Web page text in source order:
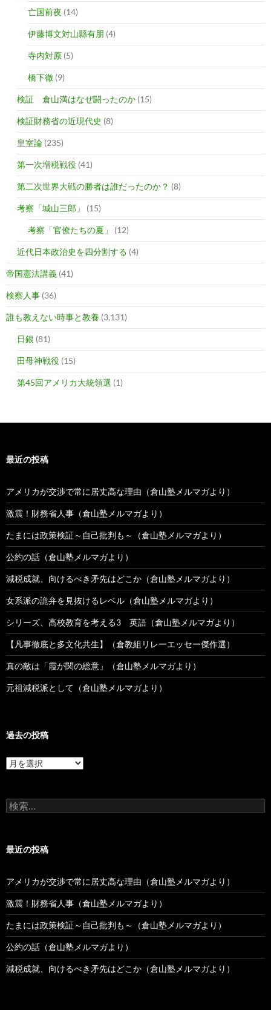
亡国前夜 (14)
伊藤博文対山縣有朋 (4)
寺内対原 (5)
橋下徹 (9)
検証 倉山満はなぜ闘ったのか (15)
検証財務省の近現代史 (8)
皇室論 (235)
第一次増税戦役 (41)
第二次世界大戦の勝者は誰だったのか？ (8)
考察「城山三郎」 (15)
考察「官僚たちの夏」 (12)
近代日本政治史を四分割する (4)
帝国憲法講義 (41)
検察人事 (36)
誰も教えない時事と教養 (3,131)
日銀 (81)
田母神戦役 (15)
第45回アメリカ大統領選 (1)
最近の投稿
アメリカが交渉で常に居丈高な理由（倉山塾メルマガより）
激震！財務省人事（倉山塾メルマガより）
たまには政策検証～自己批判も～（倉山塾メルマガより）
公約の話（倉山塾メルマガより）
減税成就、向けるべき矛先はどこか（倉山塾メルマガより）
女系派の詭弁を見抜けるレベル（倉山塾メルマガより）
シリーズ、高校教育を考える3 英語（倉山塾メルマガより）
【凡事徹底と多文化共生】（倉教組リレーエッセー傑作選）
真の敵は「霞が関の総意」（倉山塾メルマガより）
元祖減税派として（倉山塾メルマガより）
過去の投稿
過
去
稿
検
索:
最近の投稿
アメリカが交渉で常に居丈高な理由（倉山塾メルマガより）
激震！財務省人事（倉山塾メルマガより）
たまには政策検証～自己批判も～（倉山塾メルマガより）
公約の話（倉山塾メルマガより）
減税成就、向けるべき矛先はどこか（倉山塾メルマガより）